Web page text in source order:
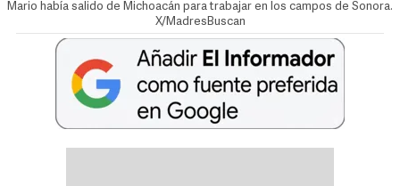
Mario había salido de Michoacán para trabajar en los campos de Sonora.
X/MadresBuscan